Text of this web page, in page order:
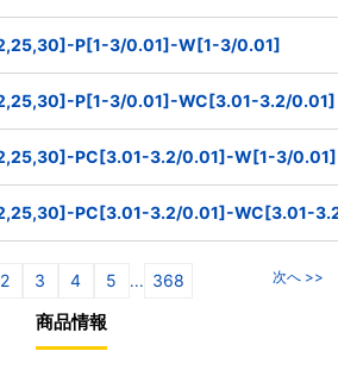
P[1-3/0.01]-W[1-3/0.01]
P[1-3/0.01]-WC[3.01-3.2/0.01]
PC[3.01-3.2/0.01]-W[1-3/0.01]
PC[3.01-3.2/0.01]-WC[3.01-
2 3 4 5 ... 368 次へ >>
商品情報